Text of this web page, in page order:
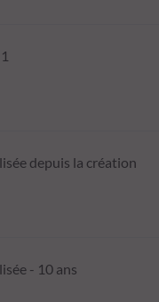
depuis la création
- 10 ans